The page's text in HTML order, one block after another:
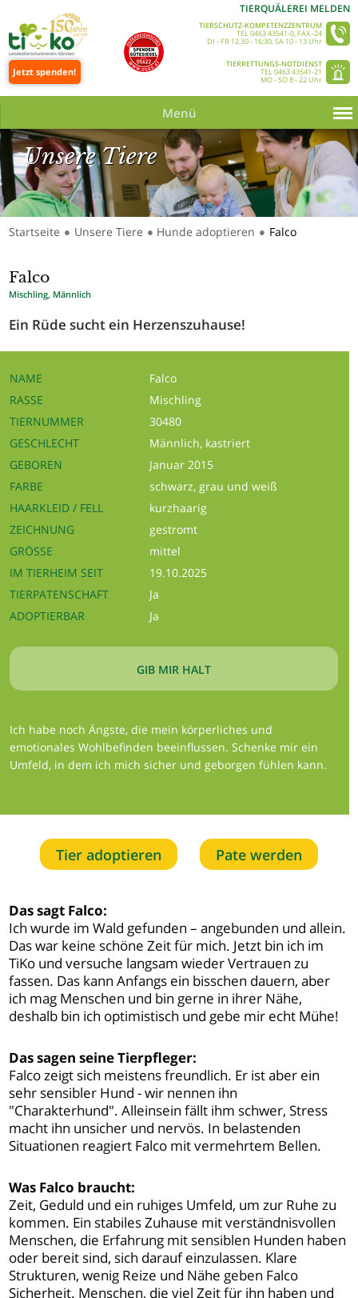
Jetzt spenden!
TIERQUÄLEREI MELDEN
TIERSCHUTZ-KOMPETENZZENTRUM
TEL 0463 43541-0, FAX -24
DI - FR 12.30 - 16:30, SA 10 - 13 Uhr
TIERRETTUNGS-NOTDIENST
TEL 0463 43541-21
MO - SO 8 - 22 Uhr
Menü
Unsere Tiere
Startseite ● Unsere Tiere ● Hunde adoptieren ● Falco
Falco
Mischling, Männlich
Ein Rüde sucht ein Herzenszuhause!
NAME
Falco
RASSE
Mischling
TIERNUMMER
30480
GESCHLECHT
Männlich, kastriert
GEBOREN
Januar 2015
FARBE
schwarz, grau und weiß
HAARKLEID / FELL
kurzhaarig
ZEICHNUNG
gestromt
GRÖSSE
mittel
IM TIERHEIM SEIT
19.10.2025
TIERPATENSCHAFT
Ja
ADOPTIERBAR
Ja
GIB MIR HALT
Ich habe noch Ängste, die mein körperliches und
emotionales Wohlbefinden beeinflussen. Schenke mir ein
Umfeld, in dem ich mich sicher und geborgen fühlen kann.
Tier adoptieren Pate werden
Das sagt Falco:
Ich wurde im Wald gefunden – angebunden und allein.
Das war keine schöne Zeit für mich. Jetzt bin ich im
TiKo und versuche langsam wieder Vertrauen zu
fassen. Das kann Anfangs ein bisschen dauern, aber
ich mag Menschen und bin gerne in ihrer Nähe,
deshalb bin ich optimistisch und gebe mir echt Mühe!
Das sagen seine Tierpfleger:
Falco zeigt sich meistens freundlich. Er ist aber ein
sehr sensibler Hund - wir nennen ihn
"Charakterhund". Alleinsein fällt ihm schwer, Stress
macht ihn unsicher und nervös. In belastenden
Situationen reagiert Falco mit vermehrtem Bellen.
Was Falco braucht:
Zeit, Geduld und ein ruhiges Umfeld, um zur Ruhe zu
kommen. Ein stabiles Zuhause mit verständnisvollen
Menschen, die Erfahrung mit sensiblen Hunden haben
oder bereit sind, sich darauf einzulassen. Klare
Strukturen, wenig Reize und Nähe geben Falco
Sicherheit. Menschen, die viel Zeit für ihn haben und